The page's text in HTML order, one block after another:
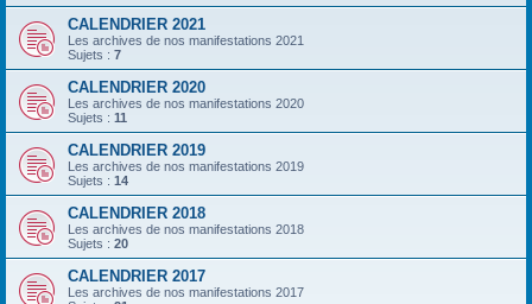
CALENDRIER 2021
Les archives de nos manifestations 2021
Sujets : 7
CALENDRIER 2020
Les archives de nos manifestations 2020
Sujets : 11
CALENDRIER 2019
Les archives de nos manifestations 2019
Sujets : 14
CALENDRIER 2018
Les archives de nos manifestations 2018
Sujets : 20
CALENDRIER 2017
Les archives de nos manifestations 2017